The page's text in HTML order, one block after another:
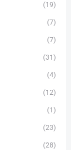
(19)
(7)
(7)
(31)
(4)
(12)
(1)
(23)
(28)